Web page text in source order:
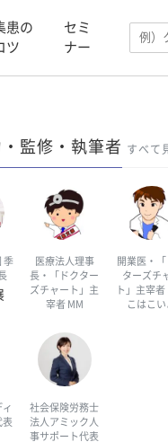
患の
ツ
セミ
ナー
監修・執筆者 すべて
季
医療法人理事
長・「ドクター
ズチャート」主
宰者 MM
開業医・「
ターズチ
ト」主宰者
こはこい
表
社会保険労務士
法人アミック人
事サポート代表